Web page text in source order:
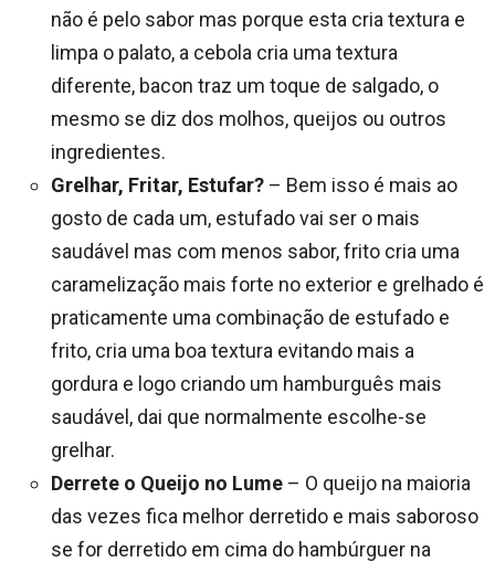
não é pelo sabor mas porque esta cria textura e
limpa o palato, a cebola cria uma textura
diferente, bacon traz um toque de salgado, o
mesmo se diz dos molhos, queijos ou outros
ingredientes.
Grelhar, Fritar, Estufar? – Bem isso é mais ao
gosto de cada um, estufado vai ser o mais
saudável mas com menos sabor, frito cria uma
caramelização mais forte no exterior e grelhado é
praticamente uma combinação de estufado e
frito, cria uma boa textura evitando mais a
gordura e logo criando um hamburguês mais
saudável, dai que normalmente escolhe-se
grelhar.
Derrete o Queijo no Lume – O queijo na maioria
das vezes fica melhor derretido e mais saboroso
se for derretido em cima do hambúrguer na